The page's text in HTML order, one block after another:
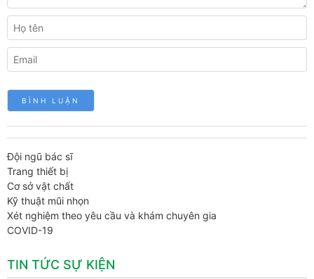
Đội ngũ bác sĩ
Trang thiết bị
Cơ sở vật chất
Kỹ thuật mũi nhọn
Xét nghiệm theo yêu cầu và khám chuyên gia
COVID-19
TIN TỨC SỰ KIỆN